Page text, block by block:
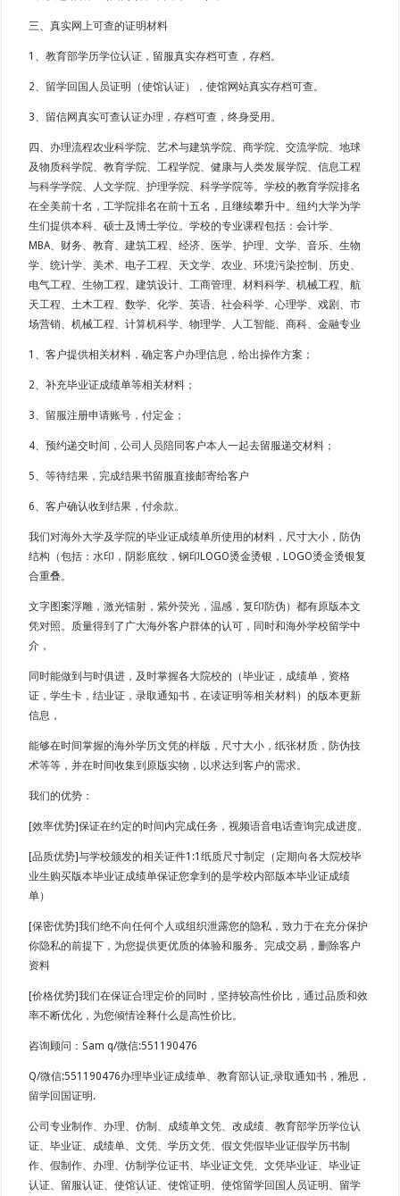
三、真实网上可查的证明材料
1、教育部学历学位认证，留服真实存档可查，存档。
2、留学回国人员证明（使馆认证），使馆网站真实存档可查。
3、留信网真实可查认证办理，存档可查，终身受用。
四、办理流程农业科学院、艺术与建筑学院、商学院、交流学院、地球
及物质科学院、教育学院、工程学院、健康与人类发展学院、信息工程
与科学学院、人文学院、护理学院、科学学院等。学校的教育学院排名
在全美前十名，工学院排名在前十五名，且继续攀升中。纽约大学为学
生们提供本科、硕士及博士学位。学校的专业课程包括：会计学、
MBA、财务、教育、建筑工程、经济、医学、护理、文学、音乐、生物
学、统计学、美术、电子工程、天文学、农业、环境污染控制、历史、
电气工程、生物工程、建筑设计、工商管理、材料科学、机械工程、航
天工程、土木工程、数学、化学、英语、社会科学、心理学、戏剧、市
场营销、机械工程、计算机科学、物理学、人工智能、商科、金融专业
1、客户提供相关材料，确定客户办理信息，给出操作方案；
2、补充毕业证成绩单等相关材料；
3、留服注册申请账号，付定金；
4、预约递交时间，公司人员陪同客户本人一起去留服递交材料；
5、等待结果，完成结果书留服直接邮寄给客户
6、客户确认收到结果，付余款。
我们对海外大学及学院的毕业证成绩单所使用的材料，尺寸大小，防伪
结构（包括：水印，阴影底纹，钢印LOGO烫金烫银，LOGO烫金烫银复
合重叠。
文字图案浮雕，激光镭射，紫外荧光，温感，复印防伪）都有原版本文
凭对照。质量得到了广大海外客户群体的认可，同时和海外学校留学中
介，
同时能做到与时俱进，及时掌握各大院校的（毕业证，成绩单，资格
证，学生卡，结业证，录取通知书，在读证明等相关材料）的版本更新
信息，
能够在时间掌握的海外学历文凭的样版，尺寸大小，纸张材质，防伪技
术等等，并在时间收集到原版实物，以求达到客户的需求。
我们的优势：
[效率优势]保证在约定的时间内完成任务，视频语音电话查询完成进度。
[品质优势]与学校颁发的相关证件1:1纸质尺寸制定（定期向各大院校毕
业生购买版本毕业证成绩单保证您拿到的是学校内部版本毕业证成绩
单）
[保密优势]我们绝不向任何个人或组织泄露您的隐私，致力于在充分保护
你隐私的前提下，为您提供更优质的体验和服务。完成交易，删除客户
资料
[价格优势]我们在保证合理定价的同时，坚持较高性价比，通过品质和效
率不断优化，为您倾情诠释什么是高性价比。
咨询顾问：Sam q/微信:551190476
Q/微信:551190476办理毕业证成绩单、教育部认证,录取通知书，雅思，
留学回国证明.
公司专业制作、办理、仿制、成绩单文凭、改成绩、教育部学历学位认
证、毕业证、成绩单、文凭、学历文凭、假文凭假毕业证假学历书制
作、假制作、办理、仿制学位证书、毕业证文凭、文凭毕业证、毕业证
认证、留服认证、使馆认证、使馆证明、使馆留学回国人员证明、留学